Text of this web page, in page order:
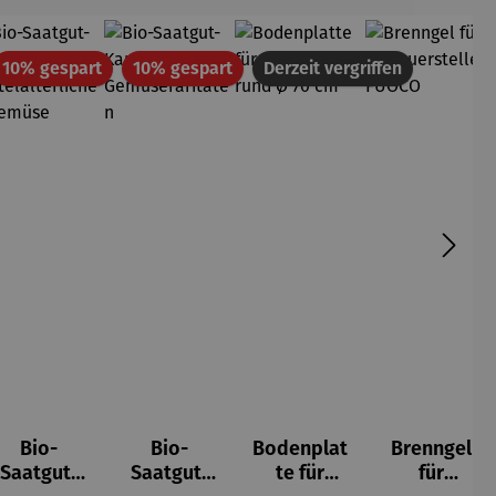
10% gespartRabatt
Bio-
Saatgut-
10% gespartRabatt
Bio-
Saatgut-
Derzeit vergriffen
Bodenplat
te für
Brenngel
für